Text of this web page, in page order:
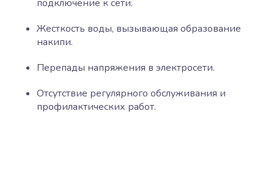
подключение к сети.
Жесткость воды, вызывающая образование
накипи.
Перепады напряжения в электросети.
Отсутствие регулярного обслуживания и
профилактических работ.